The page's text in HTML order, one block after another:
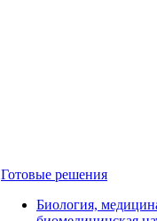
Готовые решения
Биология,